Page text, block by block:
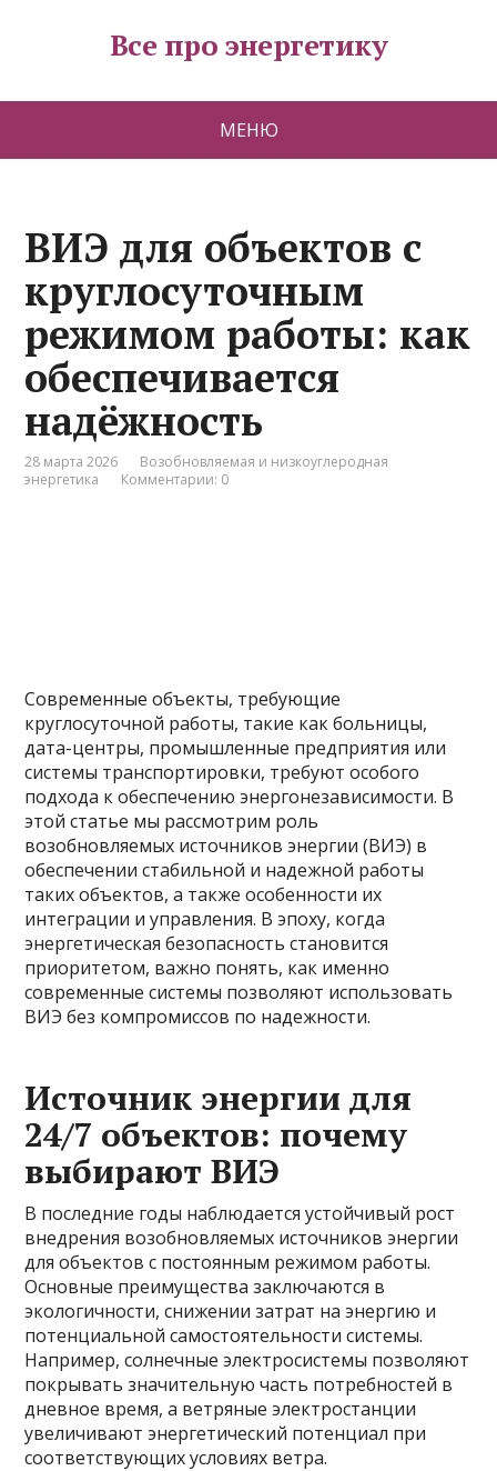
Все про энергетику
МЕНЮ
ВИЭ для объектов с
круглосуточным
режимом работы: как
обеспечивается
надёжность
28 марта 2026
Возобновляемая и низкоуглеродная
энергетика
Комментарии: 0
Современные объекты, требующие
круглосуточной работы, такие как больницы,
дата-центры, промышленные предприятия или
системы транспортировки, требуют особого
подхода к обеспечению энергонезависимости. В
этой статье мы рассмотрим роль
возобновляемых источников энергии (ВИЭ) в
обеспечении стабильной и надежной работы
таких объектов, а также особенности их
интеграции и управления. В эпоху, когда
энергетическая безопасность становится
приоритетом, важно понять, как именно
современные системы позволяют использовать
ВИЭ без компромиссов по надежности.
Источник энергии для
24/7 объектов: почему
выбирают ВИЭ
В последние годы наблюдается устойчивый рост
внедрения возобновляемых источников энергии
для объектов с постоянным режимом работы.
Основные преимущества заключаются в
экологичности, снижении затрат на энергию и
потенциальной самостоятельности системы.
Например, солнечные электросистемы позволяют
покрывать значительную часть потребностей в
дневное время, а ветряные электростанции
увеличивают энергетический потенциал при
соответствующих условиях ветра.